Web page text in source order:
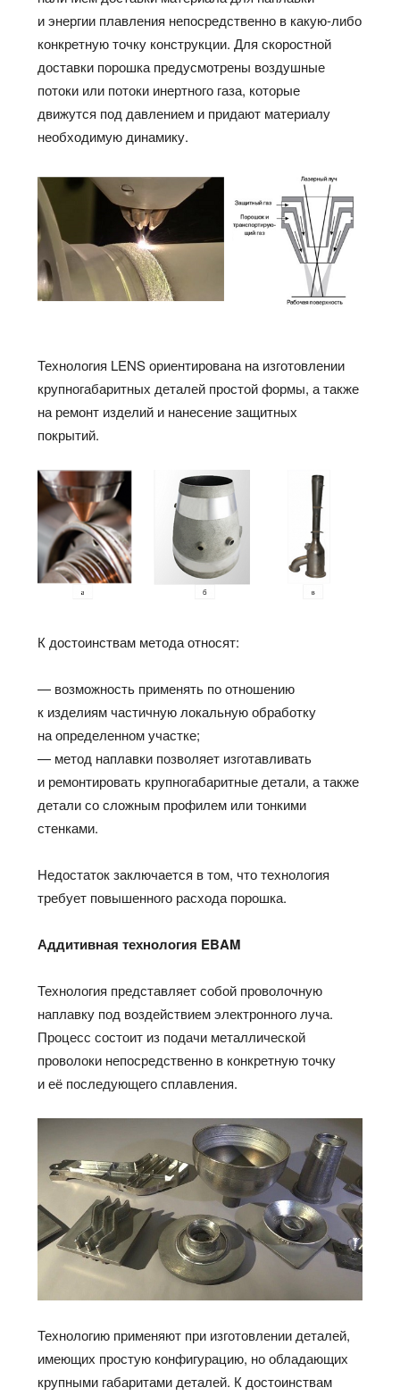
и энергии плавления непосредственно в какую-либо
конкретную точку конструкции. Для скоростной
доставки порошка предусмотрены воздушные
потоки или потоки инертного газа, которые
движутся под давлением и придают материалу
необходимую динамику.
Технология LENS ориентирована на изготовлении
крупногабаритных деталей простой формы, а также
на ремонт изделий и нанесение защитных
покрытий.
К достоинствам метода относят:
— возможность применять по отношению
к изделиям частичную локальную обработку
на определенном участке;
— метод наплавки позволяет изготавливать
и ремонтировать крупногабаритные детали, а также
детали со сложным профилем или тонкими
стенками.
Недостаток заключается в том, что технология
требует повышенного расхода порошка.
Аддитивная технология EBAM
Технология представляет собой проволочную
наплавку под воздействием электронного луча.
Процесс состоит из подачи металлической
проволоки непосредственно в конкретную точку
и её последующего сплавления.
Технологию применяют при изготовлении деталей,
имеющих простую конфигурацию, но обладающих
крупными габаритами деталей. К достоинствам